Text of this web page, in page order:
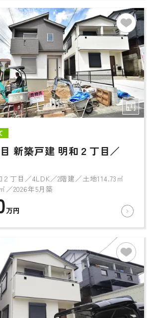
新築戸建 明和２丁目／
丁目／4LDK／2階建／土地114.73㎡
／2026年5月築
万円